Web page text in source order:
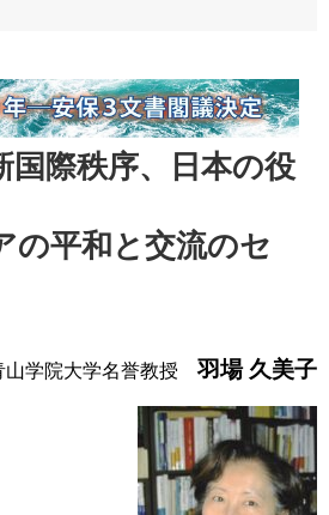
国際秩序、日本の役
の平和と交流のセ
山学院大学名誉教授羽場 久美子